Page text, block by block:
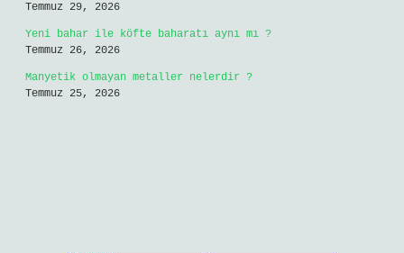
Temmuz 29, 2026
Yeni bahar ile köfte baharatı aynı mı ?
Temmuz 26, 2026
Manyetik olmayan metaller nelerdir ?
Temmuz 25, 2026